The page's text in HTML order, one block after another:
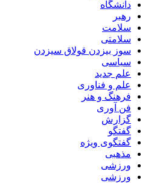
دانشگاه
رهبر
سلامت
سلامتی
سوز بیزدن قولاق سیزدن
سیاسی
علم جدید
علم و فناوری
فرهنگ و هنر
فن آوری
گزارش
گفتگو
گفتگوی ویژه
مذهبی
ورزشی
ورزشی